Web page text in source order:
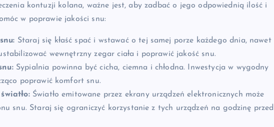
kontuzji kolana, ważne jest, aby zadbać o jego odpowiednią ilość i
w poprawie jakości snu:
Staraj się kłaść spać i wstawać o tej samej porze każdego dnia, nawet
wewnętrzny zegar ciała i poprawić jakość snu.
Sypialnia powinna być cicha, ciemna i chłodna. Inwestycja w wygodny
poprawić komfort snu.
Światło emitowane przez ekrany urządzeń elektronicznych może
snu. Staraj się ograniczyć korzystanie z tych urządzeń na godzinę przed